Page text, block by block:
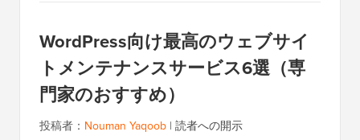
WordPress向け最高のウェブサイ
トメンテナンスサービス6選（専
門家のおすすめ）
投稿者： Nouman Yaqoob | 読者への開示